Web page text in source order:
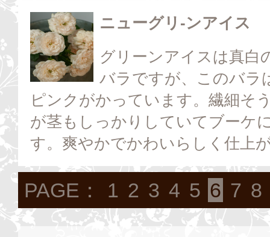
ニューグリ-ンアイス
グリーンアイスは真白
バラですが、このバラ
ピンクがかっています。繊細そ
が茎もしっかりしていてブーケ
す。爽やかでかわいらしく仕上
PAGE： 1 2 3 4 5 6 7 8